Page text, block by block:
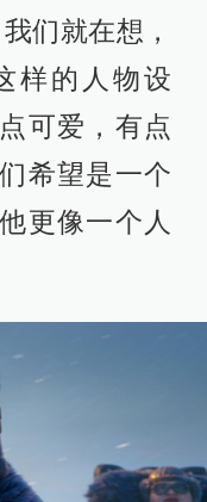
们就在想，
样的人物设
可爱，有点
希望是一个
更像一个人